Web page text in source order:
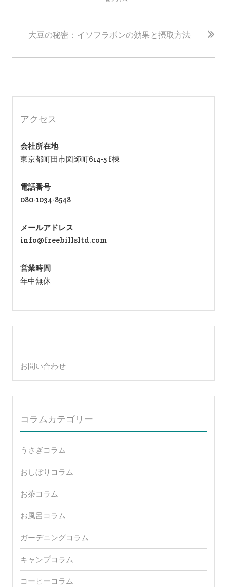
ー
ン
大豆の秘密：イソフラボンの効果と摂取方法
アクセス
会社所在地
東京都町田市図師町614-5 f棟
電話番号
080-1034-8548
メールアドレス
info@freebillsltd.com
営業時間
年中無休
お問い合わせ
コラムカテゴリー
うさぎコラム
おしぼりコラム
お茶コラム
お風呂コラム
ガーデニングコラム
キャンプコラム
コーヒーコラム